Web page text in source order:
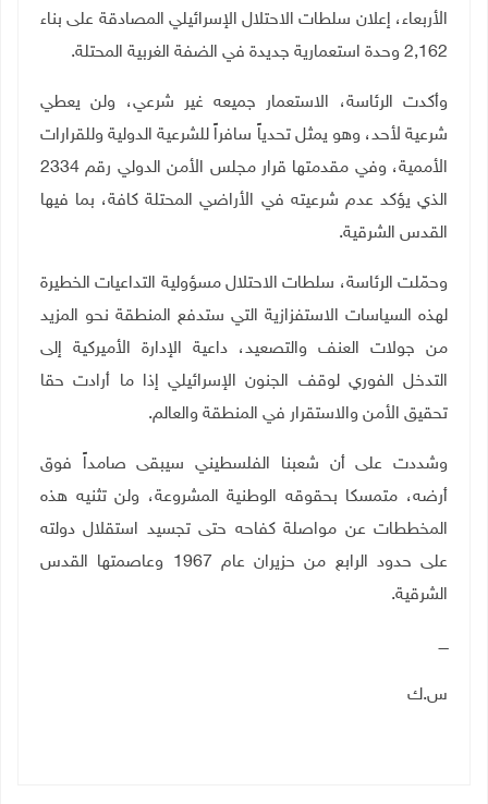
الأربعاء، إعلان سلطات الاحتلال الإسرائيلي المصادقة على بناء
2,162 وحدة استعمارية جديدة في الضفة الغربية المحتلة.
وأكدت الرئاسة، الاستعمار جميعه غير شرعي، ولن يعطي
شرعية لأحد، وهو يمثل تحدياً سافراً للشرعية الدولية وللقرارات
الأممية، وفي مقدمتها قرار مجلس الأمن الدولي رقم 2334
الذي يؤكد عدم شرعيته في الأراضي المحتلة كافة، بما فيها
القدس الشرقية.
وحمّلت الرئاسة، سلطات الاحتلال مسؤولية التداعيات الخطيرة
لهذه السياسات الاستفزازية التي ستدفع المنطقة نحو المزيد
من جولات العنف والتصعيد، داعية الإدارة الأميركية إلى
التدخل الفوري لوقف الجنون الإسرائيلي إذا ما أرادت حقا
تحقيق الأمن والاستقرار في المنطقة والعالم.
وشددت على أن شعبنا الفلسطيني سيبقى صامداً فوق
أرضه، متمسكا بحقوقه الوطنية المشروعة، ولن تثنيه هذه
المخططات عن مواصلة كفاحه حتى تجسيد استقلال دولته
على حدود الرابع من حزيران عام 1967 وعاصمتها القدس
الشرقية.
ــــ
س.ك